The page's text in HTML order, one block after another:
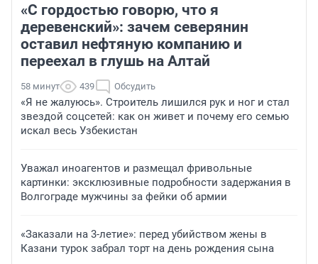
«С гордостью говорю, что я
деревенский»: зачем северянин
оставил нефтяную компанию и
переехал в глушь на Алтай
58 минут 439 Обсудить
«Я не жалуюсь». Строитель лишился рук и ног и стал
звездой соцсетей: как он живет и почему его семью
искал весь Узбекистан
Уважал иноагентов и размещал фривольные
картинки: эксклюзивные подробности задержания в
Волгограде мужчины за фейки об армии
«Заказали на 3-летие»: перед убийством жены в
Казани турок забрал торт на день рождения сына